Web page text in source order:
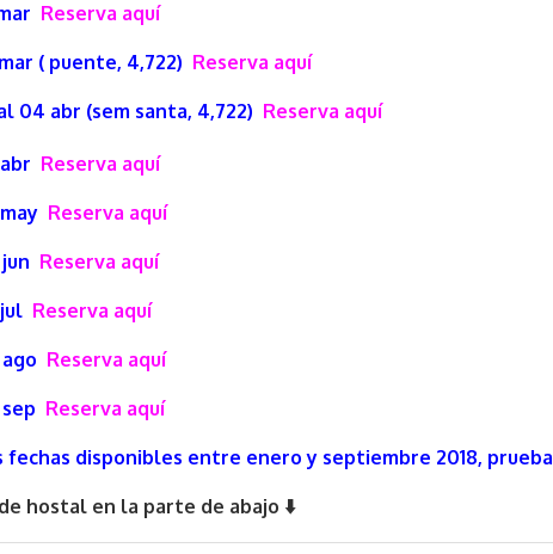
Reserva aquí
( puente, 4,722) Reserva aquí
04 abr (sem santa, 4,722) Reserva aquí
Reserva aquí
Reserva aquí
Reserva aquí
Reserva aquí
Reserva aquí
Reserva aquí
fechas disponibles entre enero y septiembre 2018,
hostal en la parte de abajo ⬇️